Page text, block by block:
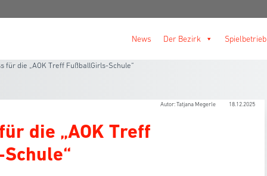
News Der Bezirk Spielbetrieb
für die „AOK Treff FußballGirls-Schule“
Autor: Tatjana Megerle 18.12.2025
die „AOK Treff